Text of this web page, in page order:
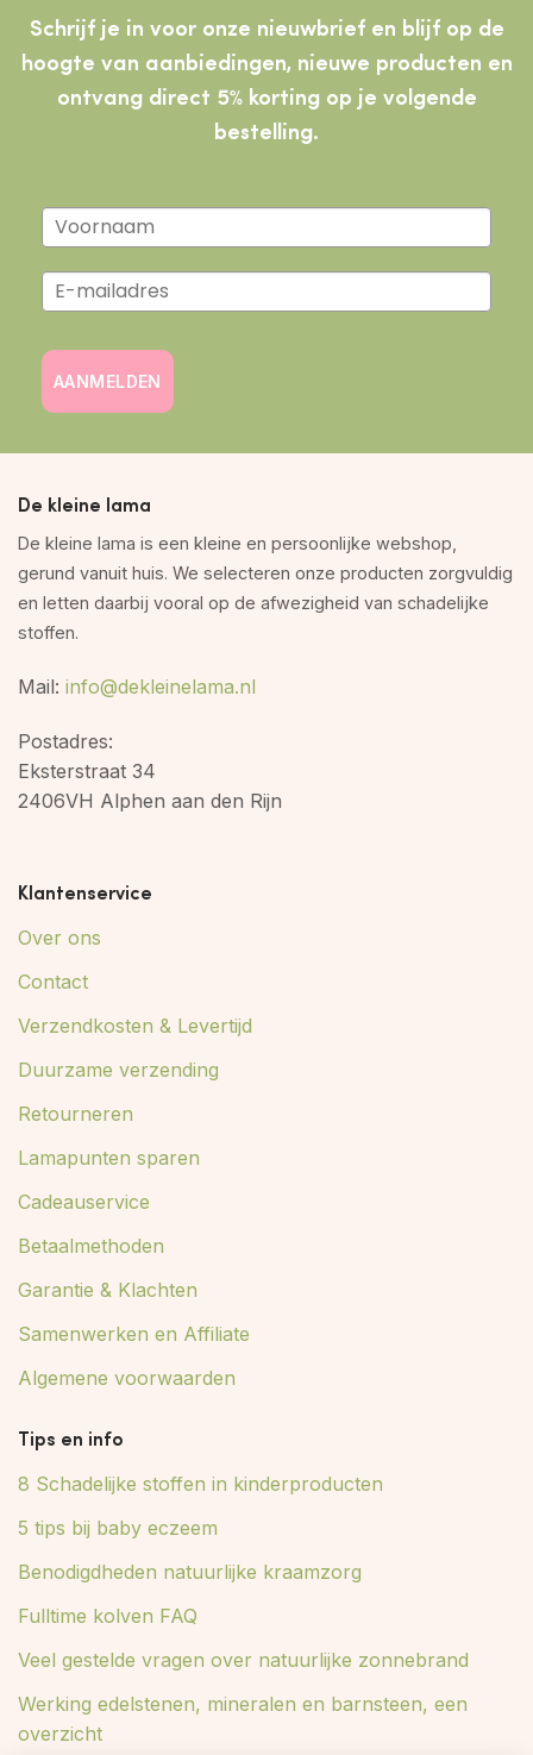
Schrijf je in voor onze nieuwbrief en blijf op de
hoogte van aanbiedingen, nieuwe producten en
ontvang direct 5% korting op je volgende
bestelling.
AANMELDEN
De kleine lama
De kleine lama is een kleine en persoonlijke webshop,
gerund vanuit huis. We selecteren onze producten zorgvuldig
en letten daarbij vooral op de afwezigheid van schadelijke
stoffen.
Mail: info@dekleinelama.nl
Postadres:
Eksterstraat 34
2406VH Alphen aan den Rijn
Klantenservice
Over ons
Contact
Verzendkosten & Levertijd
Duurzame verzending
Retourneren
Lamapunten sparen
Cadeauservice
Betaalmethoden
Garantie & Klachten
Samenwerken en Affiliate
Algemene voorwaarden
Tips en info
8 Schadelijke stoffen in kinderproducten
5 tips bij baby eczeem
Benodigdheden natuurlijke kraamzorg
Fulltime kolven FAQ
Veel gestelde vragen over natuurlijke zonnebrand
Werking edelstenen, mineralen en barnsteen, een
overzicht